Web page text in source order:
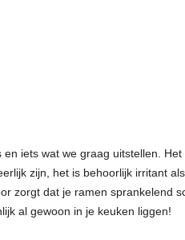
iets wat we graag uitstellen.
zijn, het is behoorlijk irritant
zorgt dat je ramen sprankelend
al gewoon in je keuken liggen!